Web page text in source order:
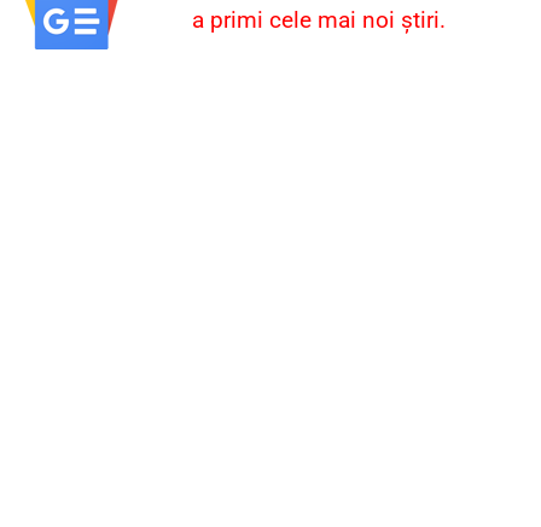
a primi cele mai noi știri.